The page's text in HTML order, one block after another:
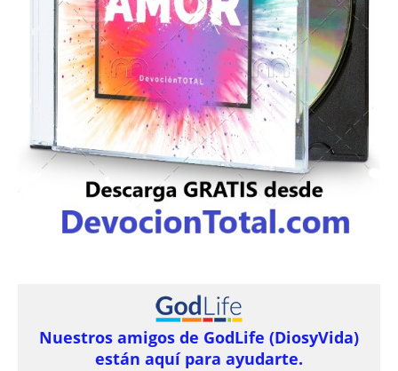
Nuestros amigos de GodLife (DiosyVida)
están aquí para ayudarte.